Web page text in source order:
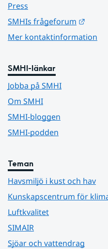
Press
SMHIs frågeforum
Mer kontaktinformation
SMHI-länkar
Jobba på SMHI
Om SMHI
SMHI-bloggen
SMHI-podden
Teman
Havsmiljö i kust och hav
Kunskapscentrum för
Luftkvalitet
SIMAIR
Sjöar och vattendrag